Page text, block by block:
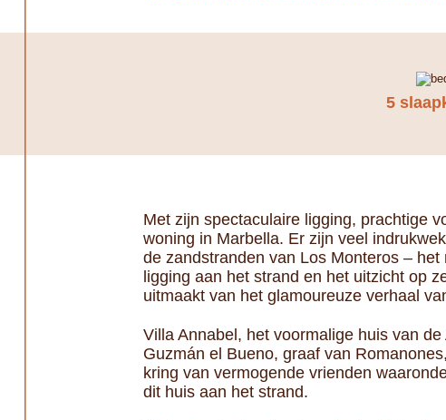
5
Met zijn spectaculaire ligging, prachtige
woning in Marbella. Er zijn veel
de zandstranden van Los Monteros –
ligging aan het strand en het uitzicht op
uitmaakt van het glamoureuze verhaal
Villa Annabel, het voormalige huis van
Guzmán el Bueno, graaf van
kring van vermogende vrienden
dit huis aan het strand.